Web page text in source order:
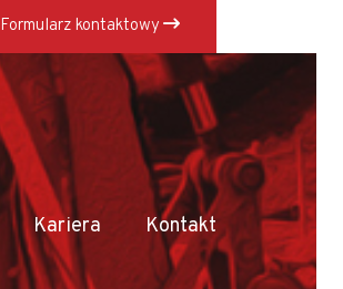
Formularz kontaktowy
Kariera Kontakt
×